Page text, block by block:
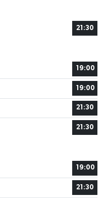
21:30
19:00
19:00
21:30
21:30
19:00
21:30